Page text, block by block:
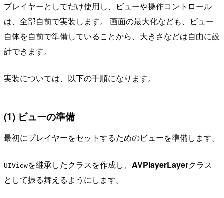
プレイヤーとしてだけ使用し、ビューや操作コントロール
は、全部自前で実装します。 画面の最大化なども、ビュー
自体を自前で準備していることから、大きさなどは自由に設
計できます。
実装については、以下の手順になります。
(1) ビューの準備
最初にプレイヤーをセットするためのビューを準備します。
UIViewを継承したクラスを作成し、 AVPlayerLayerクラス
として振る舞えるようにします。